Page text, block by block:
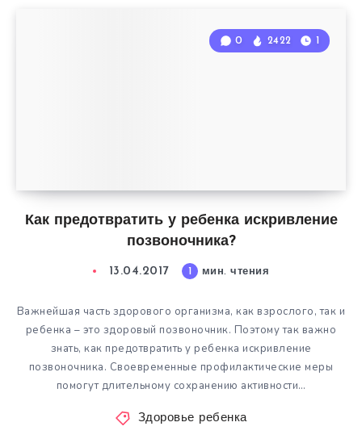
Как предотвратить у ребенка искривление
позвоночника?
0 2422 1
13.04.2017 1 мин. чтения
Важнейшая часть здорового организма, как взрослого, так и
ребенка – это здоровый позвоночник. Поэтому так важно
знать, как предотвратить у ребенка искривление
позвоночника. Своевременные профилактические меры
помогут длительному сохранению активности…
Здоровье ребенка